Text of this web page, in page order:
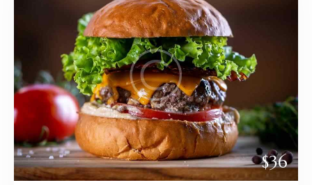
$36